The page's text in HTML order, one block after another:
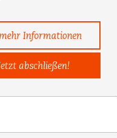
Informationen
abschließen!